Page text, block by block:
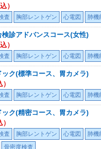
）
査 胸部レントゲン 心電図 肺機
診アドバンスコース(女性)
）
査 胸部レントゲン 心電図 肺機
ック(標準コース、胃カメラ)
査 胸部レントゲン 心電図 肺機
ック(精密コース、胃カメラ)
査 胸部レントゲン 心電図 肺機
骨密度検査